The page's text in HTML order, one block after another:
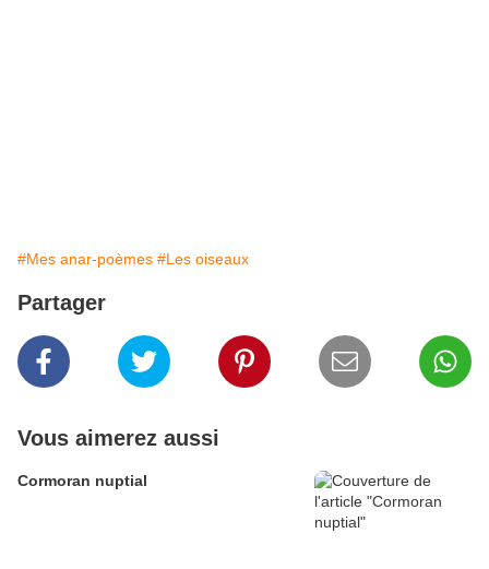
#Mes anar-poèmes #Les oiseaux
Partager
Vous aimerez aussi
Cormoran nuptial